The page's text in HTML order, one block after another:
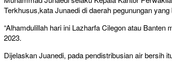
Terkhusus,kata Junaedi di daerah pegunungan
“Alhamdulillah hari ini Lazharfa Cilegon atau
2023.
Dijelaskan Juanedi, pada pendistribusian air bersih